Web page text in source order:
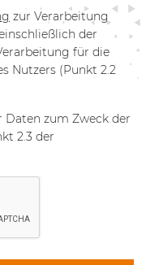
zur Verarbeitung
der
für die
Nutzers (Punkt 2.2
zum Zweck der
2.3 der